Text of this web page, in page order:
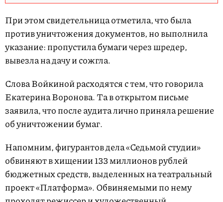
При этом свидетельница отметила, что была
против уничтожения документов, но выполнила
указание: пропустила бумаги через шредер,
вывезла на дачу и сожгла.
Слова Войкиной расходятся с тем, что говорила
Екатерина Воронова. Та в открытом письме
заявила, что после аудита лично приняла решение
об уничтожении бумаг.
Напомним, фигурантов дела «Седьмой студии»
обвиняют в хищении 133 миллионов рублей
бюджетных средств, выделенных на театральный
проект «Платформа». Обвиняемыми по нему